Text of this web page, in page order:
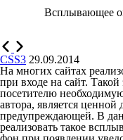
Всплывающее
CSS3 29.09.2014
На многих сайтах
при входе на сайт.
посетителю
автора, является ценной
предупреждающей. В
реализовать такое